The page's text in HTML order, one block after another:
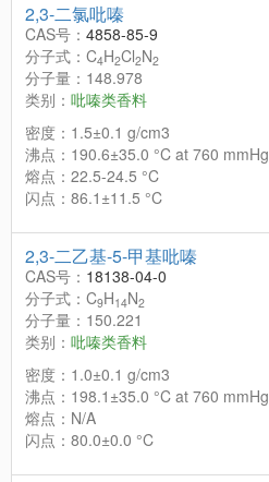
2,3-二氯吡嗪
CAS号： 4858-85-9
分子式：C4H2Cl2N2
分子量：148.978
类别： 吡嗪类香料
密度：1.5±0.1 g/cm3
沸点：190.6±35.0 °C at 760 mmHg
熔点：22.5-24.5 °C
闪点：86.1±11.5 °C
2,3-二乙基-5-甲基吡嗪
CAS号： 18138-04-0
分子式：C9H14N2
分子量：150.221
类别： 吡嗪类香料
密度：1.0±0.1 g/cm3
沸点：198.1±35.0 °C at 760 mmHg
熔点：N/A
闪点：80.0±0.0 °C